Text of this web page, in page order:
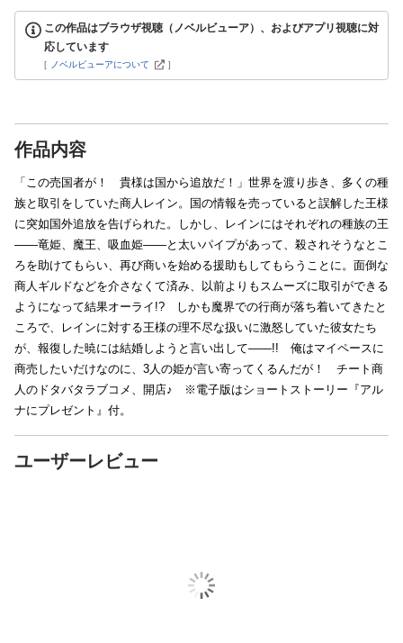
この作品はブラウザ視聴（ノベルビューア）、およびアプリ視聴に対
応しています
[ ノベルビューアについて ]
作品内容
「この売国者が！ 貴様は国から追放だ！」世界を渡り歩き、多くの種
族と取引をしていた商人レイン。国の情報を売っていると誤解した王様
に突如国外追放を告げられた。しかし、レインにはそれぞれの種族の王
――竜姫、魔王、吸血姫――と太いパイプがあって、殺されそうなとこ
ろを助けてもらい、再び商いを始める援助もしてもらうことに。面倒な
商人ギルドなどを介さなくて済み、以前よりもスムーズに取引ができる
ようになって結果オーライ!? しかも魔界での行商が落ち着いてきたと
ころで、レインに対する王様の理不尽な扱いに激怒していた彼女たち
が、報復した暁には結婚しようと言い出して――!! 俺はマイペースに
商売したいだけなのに、3人の姫が言い寄ってくるんだが！ チート商
人のドタバタラブコメ、開店♪ ※電子版はショートストーリー『アル
ナにプレゼント』付。
ユーザーレビュー